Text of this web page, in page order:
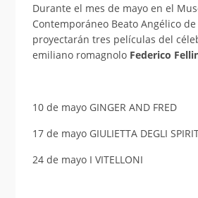
Durante el mes de mayo en el
Contemporáneo Beato Angélico de
proyectarán tres películas del
emiliano romagnolo Federico
10 de mayo GINGER AND FRED
17 de mayo GIULIETTA DEGLI
24 de mayo I VITELLONI